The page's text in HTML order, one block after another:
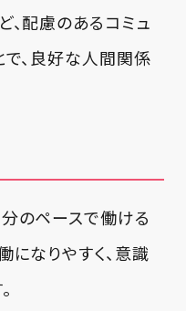
配慮のあるコミュ
、良好な人間関係
のペースで働ける
なりやすく、意識